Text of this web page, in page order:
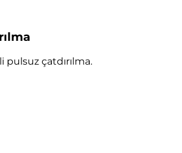
pulsuz çatdırılma.